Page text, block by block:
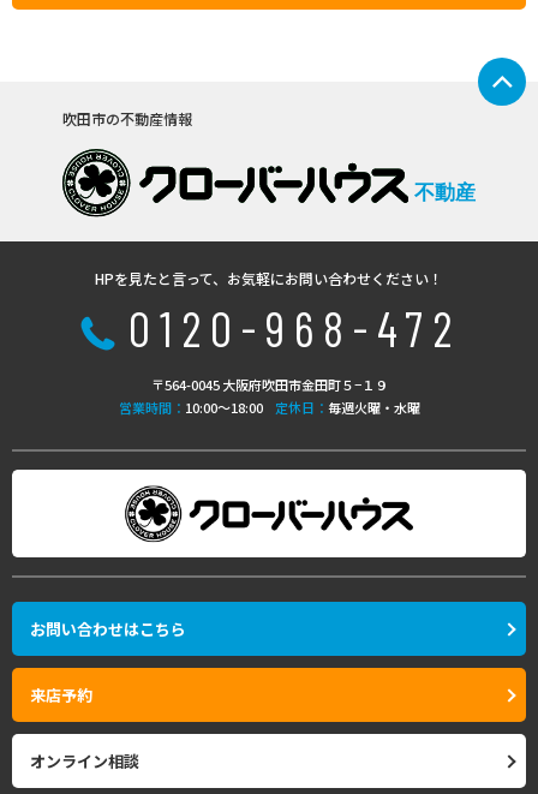
吹田市の不動産情報
不動産
HPを見たと言って、お気軽にお問い合わせください！
0120-968-472
〒564-0045 大阪府吹田市金田町５−１９
営業時間： 10:00〜18:00 定休日： 毎週火曜・水曜
お問い合わせはこちら
来店予約
オンライン相談